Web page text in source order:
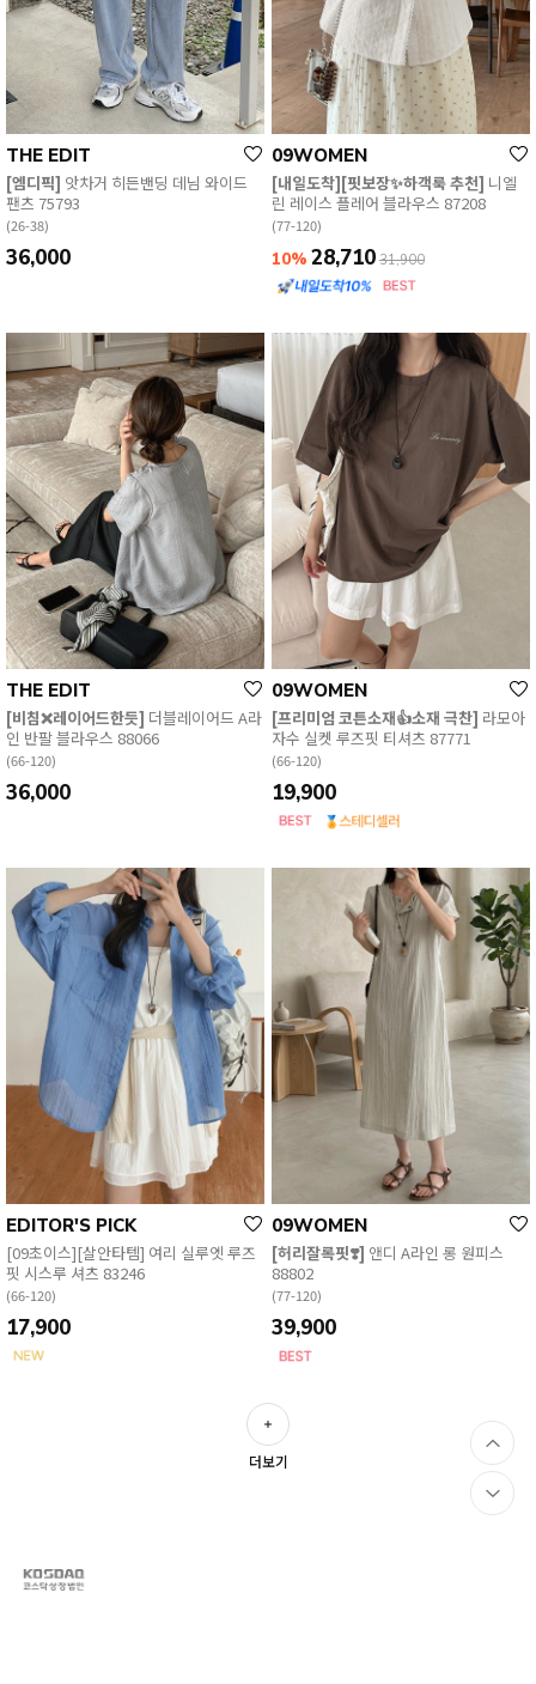
THE EDIT
[엠디픽] 앗차거 히든밴딩 데님 와이드
팬츠 75793
(26-38)
36,000
09WOMEN
[내일도착][핏보장✨하객룩 추천] 니엘
린 레이스 플레어 블라우스 87208
(77-120)
10% 28,710 31,900
THE EDIT
[비침❌레이어드한듯] 더블레이어드 A라
인 반팔 블라우스 88066
(66-120)
36,000
09WOMEN
[프리미엄 코튼소재👍소재 극찬] 라모아
자수 실켓 루즈핏 티셔츠 87771
(66-120)
19,900
EDITOR'S PICK
[09초이스][살안타템] 여리 실루엣 루즈
핏 시스루 셔츠 83246
(66-120)
17,900
09WOMEN
[허리잘록핏❣️] 앤디 A라인 롱 원피스
88802
(77-120)
39,900
더보기